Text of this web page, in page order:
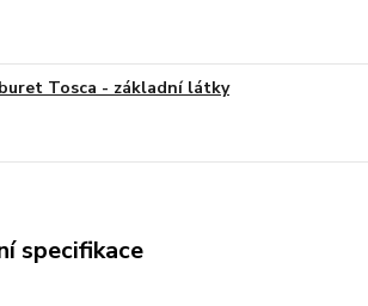
Tosca - základní látky
specifikace